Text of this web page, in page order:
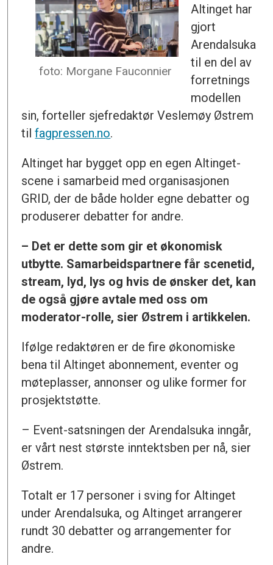
foto: Morgane Fauconnier
Altinget har
gjort
Arendalsuka
til en del av
forretnings
modellen
sin, forteller sjefredaktør Veslemøy Østrem
tilfagpressen.no.
Altinget har bygget opp en egen Altinget-
scene i samarbeid med organisasjonen
GRID, der de både holder egne debatter og
produserer debatter for andre.
– Det er dette som gir et økonomisk
utbytte. Samarbeidspartnere får scenetid,
stream, lyd, lys og hvis de ønsker det, kan
de også gjøre avtale med oss om
moderator-rolle, sier Østrem i artikkelen.
Ifølge redaktøren er de fire økonomiske
bena til Altinget abonnement, eventer og
møteplasser, annonser og ulike former for
prosjektstøtte.
– Event-satsningen der Arendalsuka inngår,
er vårt nest største inntektsben per nå, sier
Østrem.
Totalt er 17 personer i sving for Altinget
under Arendalsuka, og Altinget arrangerer
rundt 30 debatter og arrangementer for
andre.